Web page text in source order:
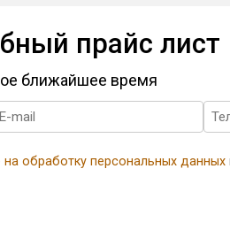
прайс лист
ближайшее время
на обработку персональных данных